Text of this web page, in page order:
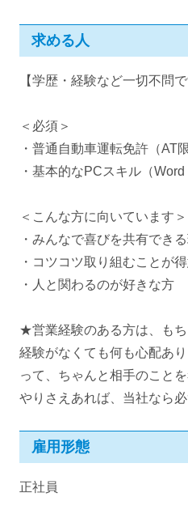
求める人
【学歴・経験など一切不問で
＜必須＞
・普通自動車運転免許（AT
・基本的なPCスキル（
＜こんな方に向いています＞
・みんなで喜びを共有でき
・コツコツ取り組むことが
・人と関わるのが好きな方
★営業経験のある方は、も
経験がなくても何も心配あ
って、ちゃんと相手のこと
やりさえあれば、当社なら
雇用形態
正社員